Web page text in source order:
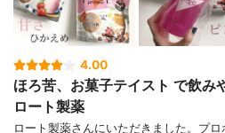
4.00
ほろ苦、お菓子テイスト で飲み
ロート製薬
ロート製薬さんにいただきました。プ